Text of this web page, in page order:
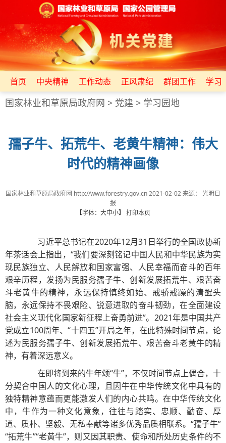
首页 中央精神 工作动态 正风肃纪 群团工作 学习
国家林业和草原局政府网 > 党建 > 学习园地
孺子牛、拓荒牛、老黄牛精神：伟大
时代的精神画像
国家林业和草原局政府网 http://www.forestry.gov.cn2021-02-02来源： 光明日
报
【字体： 大中小】 打印本页
习近平总书记在2020年12月31日举行的全国政协新
年茶话会上指出，“我们要深刻铭记中国人民和中华民族为实
现民族独立、人民解放和国家富强、人民幸福而奋斗的百年
艰辛历程，发扬为民服务孺子牛、创新发展拓荒牛、艰苦奋
斗老黄牛的精神，永远保持慎终如始、戒骄戒躁的清醒头
脑，永远保持不畏艰险、锐意进取的奋斗韧劲，在全面建设
社会主义现代化国家新征程上奋勇前进”。2021年是中国共产
党成立100周年、“十四五”开局之年，在此特殊时间节点，论
述为民服务孺子牛、创新发展拓荒牛、艰苦奋斗老黄牛的精
神，有着深远意义。
在即将到来的牛年颂“牛”，不仅时间节点上偶合，十
分契合中国人的文化心理，且因牛在中华传统文化中具有的
独特精神意蕴而更能激发人们的内心共鸣。在中华传统文化
中，牛作为一种文化意象，往往与踏实、忠顺、勤奋、厚
道、质朴、坚毅、无私奉献等诸多优秀品质相联系。“孺子牛”
“拓荒牛”“老黄牛”，则又因其职责、使命和所处历史条件的不